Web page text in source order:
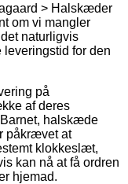
> Halskæder
om vi mangler
naturligvis
for den
på
af deres
halskæde
påkrævet at
klokkeslæt,
kan nå at få ordren
hjemad.